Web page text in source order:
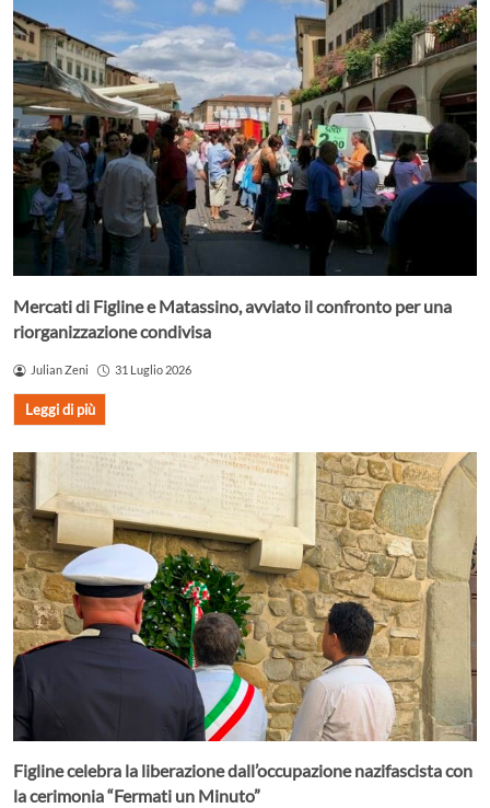
Mercati di Figline e Matassino, avviato il confronto per una
riorganizzazione condivisa
Julian Zeni 31 Luglio 2026
Leggi di più
Figline celebra la liberazione dall’occupazione nazifascista con
la cerimonia “Fermati un Minuto”